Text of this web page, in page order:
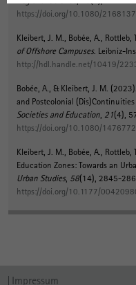
https://doi.org/10.1080/
Kleibert, J. M. , Bobée, A.,
of Offshore Campuses. Leibniz-
http://hdl.handle.net/10419/
Bobée, A. , & Kleibert, J. M. (2023).
and Postcolonial
Societies and Education 21(4),
https://doi.org/10.1080/
Kleibert, J. M. , Bobée, A.,
Education Zones: Towards an
Urban Studies, 58(14), 2845-
https://doi.org/10.1177/
Impressum